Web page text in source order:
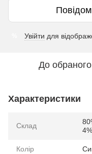
Увійти для
До обраного
Характеристики
Склад
Колір